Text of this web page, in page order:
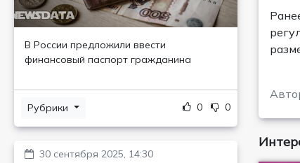
В России предложили ввести
финансовый паспорт гражданина
Рубрики 0 0
30 сентября 2025, 14:30